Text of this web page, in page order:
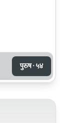
पुरुष · ५४